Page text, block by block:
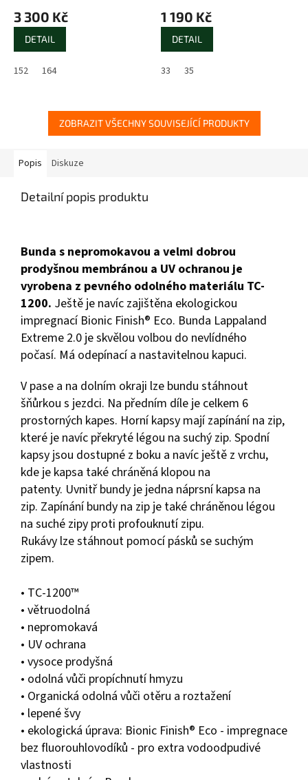
3 300 Kč
DETAIL
152 164
1 190 Kč
DETAIL
33 35
ZOBRAZIT VŠECHNY SOUVISEJÍCÍ PRODUKTY
Popis Diskuze
Detailní popis produktu
Bunda s nepromokavou a velmi dobrou
prodyšnou membránou a UV ochranou je
vyrobena z pevného odolného materiálu TC-
1200. Ještě je navíc zajištěna ekologickou
impregnací Bionic Finish® Eco. Bunda Lappaland
Extreme 2.0 je skvělou volbou do nevlídného
počasí. Má odepínací a nastavitelnou kapuci.
V pase a na dolním okraji lze bundu stáhnout
šňůrkou s jezdci. Na předním díle je celkem 6
prostorných kapes. Horní kapsy mají zapínání na zip,
které je navíc překryté légou na suchý zip. Spodní
kapsy jsou dostupné z boku a navíc ještě z vrchu,
kde je kapsa také chráněná klopou na
patenty. Uvnitř bundy je jedna náprsní kapsa na
zip. Zapínání bundy na zip je také chráněnou légou
na suché zipy proti profouknutí zipu.
Rukávy lze stáhnout pomocí pásků se suchým
zipem.
• TC-1200™
• větruodolná
• nepromokavá
• UV ochrana
• vysoce prodyšná
• odolná vůči propíchnutí hmyzu
• Organická odolná vůči otěru a roztažení
• lepené švy
• ekologická úprava: Bionic Finish® Eco - impregnace
bez fluorouhlovodíků - pro extra vodoodpudivé
vlastnosti